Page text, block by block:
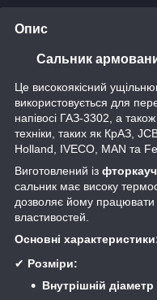
Опис
Сальник
Це високоякісний
використовується для
напівосі ГАЗ-3302, а
техніки, таких як КрАЗ,
Holland, IVECO, MAN та
Виготовлений із
сальник має високу
дозволяє йому працювати
властивостей.
Основні
✔ Розміри:
Внутрішній